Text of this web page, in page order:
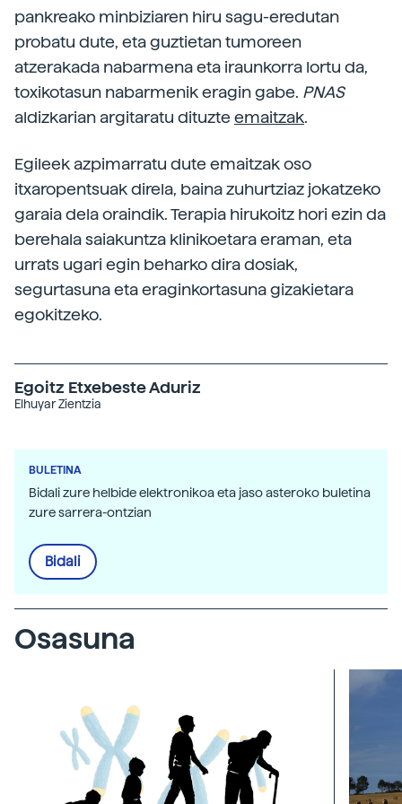
pankreako minbiziaren hiru sagu-eredutan
probatu dute, eta guztietan tumoreen
atzerakada nabarmena eta iraunkorra lortu da,
toxikotasun nabarmenik eragin gabe. PNAS
aldizkarian argitaratu dituzte emaitzak.
Egileek azpimarratu dute emaitzak oso
itxaropentsuak direla, baina zuhurtziaz jokatzeko
garaia dela oraindik. Terapia hirukoitz hori ezin da
berehala saiakuntza klinikoetara eraman, eta
urrats ugari egin beharko dira dosiak,
segurtasuna eta eraginkortasuna gizakietara
egokitzeko.
Egoitz Etxebeste Aduriz
Elhuyar Zientzia
BULETINA
Bidali zure helbide elektronikoa eta jaso asteroko buletina
zure sarrera-ontzian
Bidali
Osasuna